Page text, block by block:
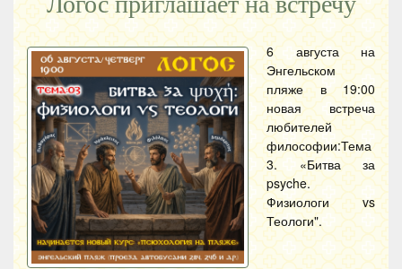
6 августа на
Энгельском
пляже в 19:00
новая встреча
любителей
философии:Тема
3. «Битва за
psyche.
Физиологи vs
Теологи".